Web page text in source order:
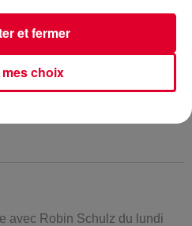
avec Robin Schulz du lundi
mes choix
et fermer